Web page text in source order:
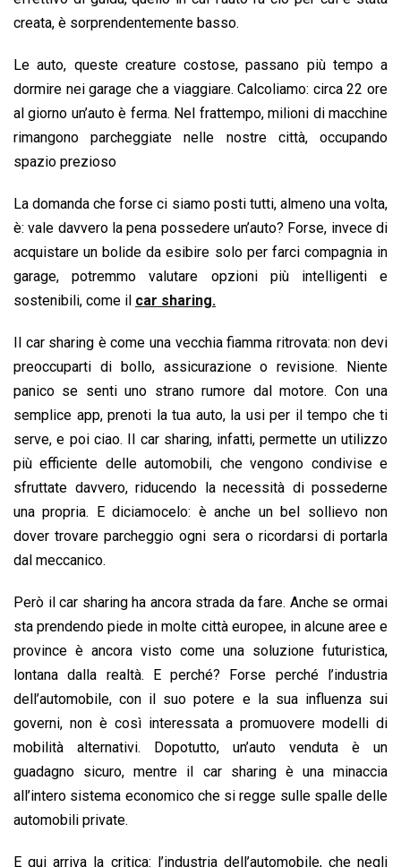
creata, è sorprendentemente basso.
Le auto, queste creature costose, passano più tempo a
dormire nei garage che a viaggiare. Calcoliamo: circa 22 ore
al giorno un’auto è ferma. Nel frattempo, milioni di macchine
rimangono parcheggiate nelle nostre città, occupando
spazio prezioso
La domanda che forse ci siamo posti tutti, almeno una volta,
è: vale davvero la pena possedere un’auto? Forse, invece di
acquistare un bolide da esibire solo per farci compagnia in
garage, potremmo valutare opzioni più intelligenti e
sostenibili, come il car sharing.
Il car sharing è come una vecchia fiamma ritrovata: non devi
preoccuparti di bollo, assicurazione o revisione. Niente
panico se senti uno strano rumore dal motore. Con una
semplice app, prenoti la tua auto, la usi per il tempo che ti
serve, e poi ciao. Il car sharing, infatti, permette un utilizzo
più efficiente delle automobili, che vengono condivise e
sfruttate davvero, riducendo la necessità di possederne
una propria. E diciamocelo: è anche un bel sollievo non
dover trovare parcheggio ogni sera o ricordarsi di portarla
dal meccanico.
Però il car sharing ha ancora strada da fare. Anche se ormai
sta prendendo piede in molte città europee, in alcune aree e
province è ancora visto come una soluzione futuristica,
lontana dalla realtà. E perché? Forse perché l’industria
dell’automobile, con il suo potere e la sua influenza sui
governi, non è così interessata a promuovere modelli di
mobilità alternativi. Dopotutto, un’auto venduta è un
guadagno sicuro, mentre il car sharing è una minaccia
all’intero sistema economico che si regge sulle spalle delle
automobili private.
E qui arriva la critica: l’industria dell’automobile, che negli